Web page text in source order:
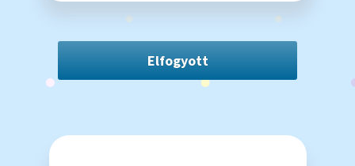
Elfogyott